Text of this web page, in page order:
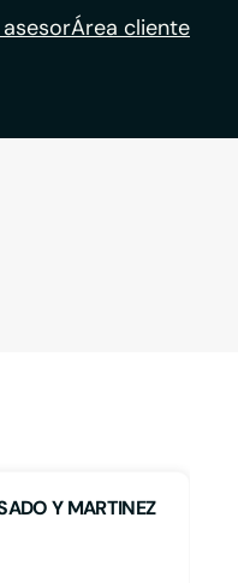
asesorÁrea cliente
Y MARTINEZ